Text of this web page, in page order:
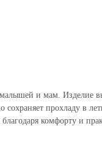
и мам. Изделие
сохраняет прохладу в
комфорту и